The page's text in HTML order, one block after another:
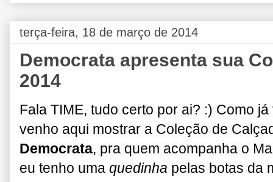
terça-feira, 18 de março de 2014
Democrata apresenta sua
2014
Fala TIME, tudo certo por ai? :) Como
venho aqui mostrar a Coleção de
Democrata, pra quem acompanha o
eu tenho uma quedinha pelas botas da